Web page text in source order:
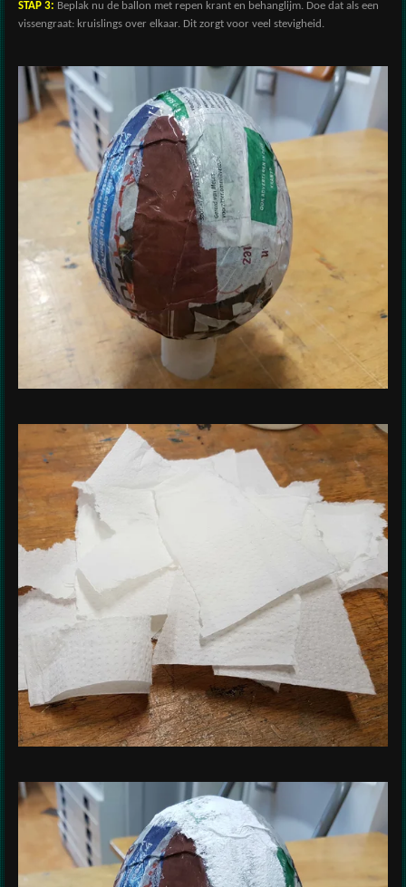
STAP 3: Beplak nu de ballon met repen krant en behanglijm. Doe dat als een
vissengraat: kruislings over elkaar. Dit zorgt voor veel stevigheid.